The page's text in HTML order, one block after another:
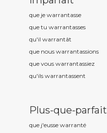
que je warrantasse
que tu warrantasses
qu'il warrantât
que nous warrantassions
que vous warrantassiez
qu'ils warrantassent
Plus-que-parfait
que j'eusse warranté